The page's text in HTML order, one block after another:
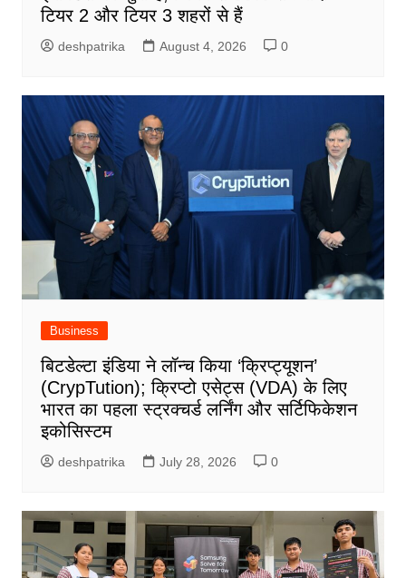
टियर 2 और टियर 3 शहरों से हैं
deshpatrika August 4, 2026 0
Business
बिटडेल्टा इंडिया ने लॉन्च किया ‘क्रिप्ट्यूशन’
(CrypTution); क्रिप्टो एसेट्स (VDA) के लिए
भारत का पहला स्ट्रक्चर्ड लर्निंग और सर्टिफिकेशन
इकोसिस्टम
deshpatrika July 28, 2026 0